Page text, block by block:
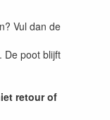
Vul dan de
De poot blijft
retour of